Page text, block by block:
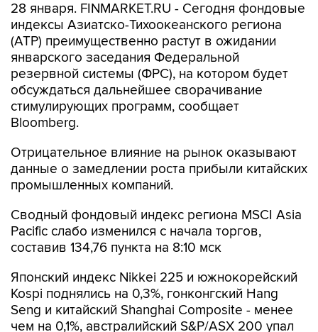
28 января. FINMARKET.RU - Сегодня фондовые
индексы Азиатско-Тихоокеанского региона
(АТР) преимущественно растут в ожидании
январского заседания Федеральной
резервной системы (ФРС), на котором будет
обсуждаться дальнейшее сворачивание
стимулирующих программ, сообщает
Bloomberg.
Отрицательное влияние на рынок оказывают
данные о замедлении роста прибыли китайских
промышленных компаний.
Сводный фондовый индекс региона MSCI Asia
Pacific слабо изменился с начала торгов,
составив 134,76 пункта на 8:10 мск
Японский индекс Nikkei 225 и южнокорейский
Kospi поднялись на 0,3%, гонконгский Hang
Seng и китайский Shanghai Composite - менее
чем на 0,1%, австралийский S&P/ASX 200 упал